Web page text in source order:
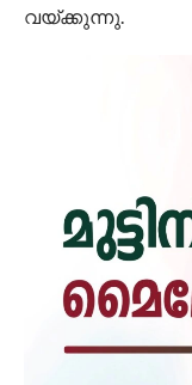
വയ്ക്കുന്നു.